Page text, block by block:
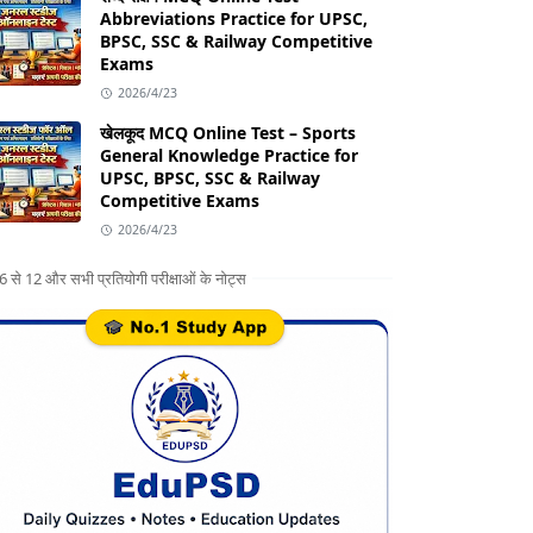
Abbreviations Practice for UPSC,
BPSC, SSC & Railway Competitive
Exams
2026/4/23
खेलकूद MCQ Online Test – Sports
General Knowledge Practice for
UPSC, BPSC, SSC & Railway
Competitive Exams
2026/4/23
6 से 12 और सभी प्रतियोगी परीक्षाओं के नोट्स